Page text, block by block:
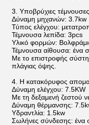
3. Υποβρύχιες
Δύναμη μηχανών: 3.7kw
Τύπος ελέγχου:
Τέμνουσα λεπίδα: 3pcs
Υλικό φορμών:
Τέμνουσα αίθουσα: ένα
Με το επιστροφής
πλάγιας όψης.
4. Η κατακόρυφος
Δύναμη ελέγχου: 7.5KW
Με τη δεξαμενή ζεστού
Δύναμη θέρμανσης:
Υδραντλία: 1.5kw
Σωλήνες σύνδεσης: ένα